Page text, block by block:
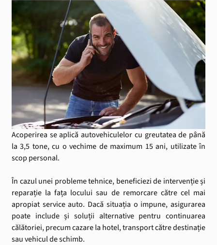
Acoperirea se aplică autovehiculelor cu greutatea de până
la 3,5 tone, cu o vechime de maximum 15 ani, utilizate în
scop personal.
În cazul unei probleme tehnice, beneficiezi de intervenție și
reparație la fața locului sau de remorcare către cel mai
apropiat service auto. Dacă situația o impune, asigurarea
poate include și soluții alternative pentru continuarea
călătoriei, precum cazare la hotel, transport către destinație
sau vehicul de schimb.